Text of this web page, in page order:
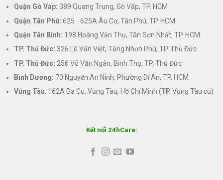
Quận Gò Vấp: 389 Quang Trung, Gò Vấp, TP. HCM
Quận Tân Phú: 625 - 625A Âu Cơ, Tân Phú, TP. HCM
Quận Tân Bình: 198 Hoàng Văn Thụ, Tân Sơn Nhất, TP. HCM
TP. Thủ Đức: 326 Lê Văn Việt, Tăng Nhơn Phú, TP. Thủ Đức
TP. Thủ Đức: 256 Võ Văn Ngân, Bình Thọ, TP. Thủ Đức
Bình Dương: 70 Nguyễn An Ninh, Phường Dĩ An, TP. HCM
Vũng Tàu: 162A Ba Cu, Vũng Tàu, Hồ Chí Minh (TP. Vũng Tàu cũ)
Kết nối 24hCare: